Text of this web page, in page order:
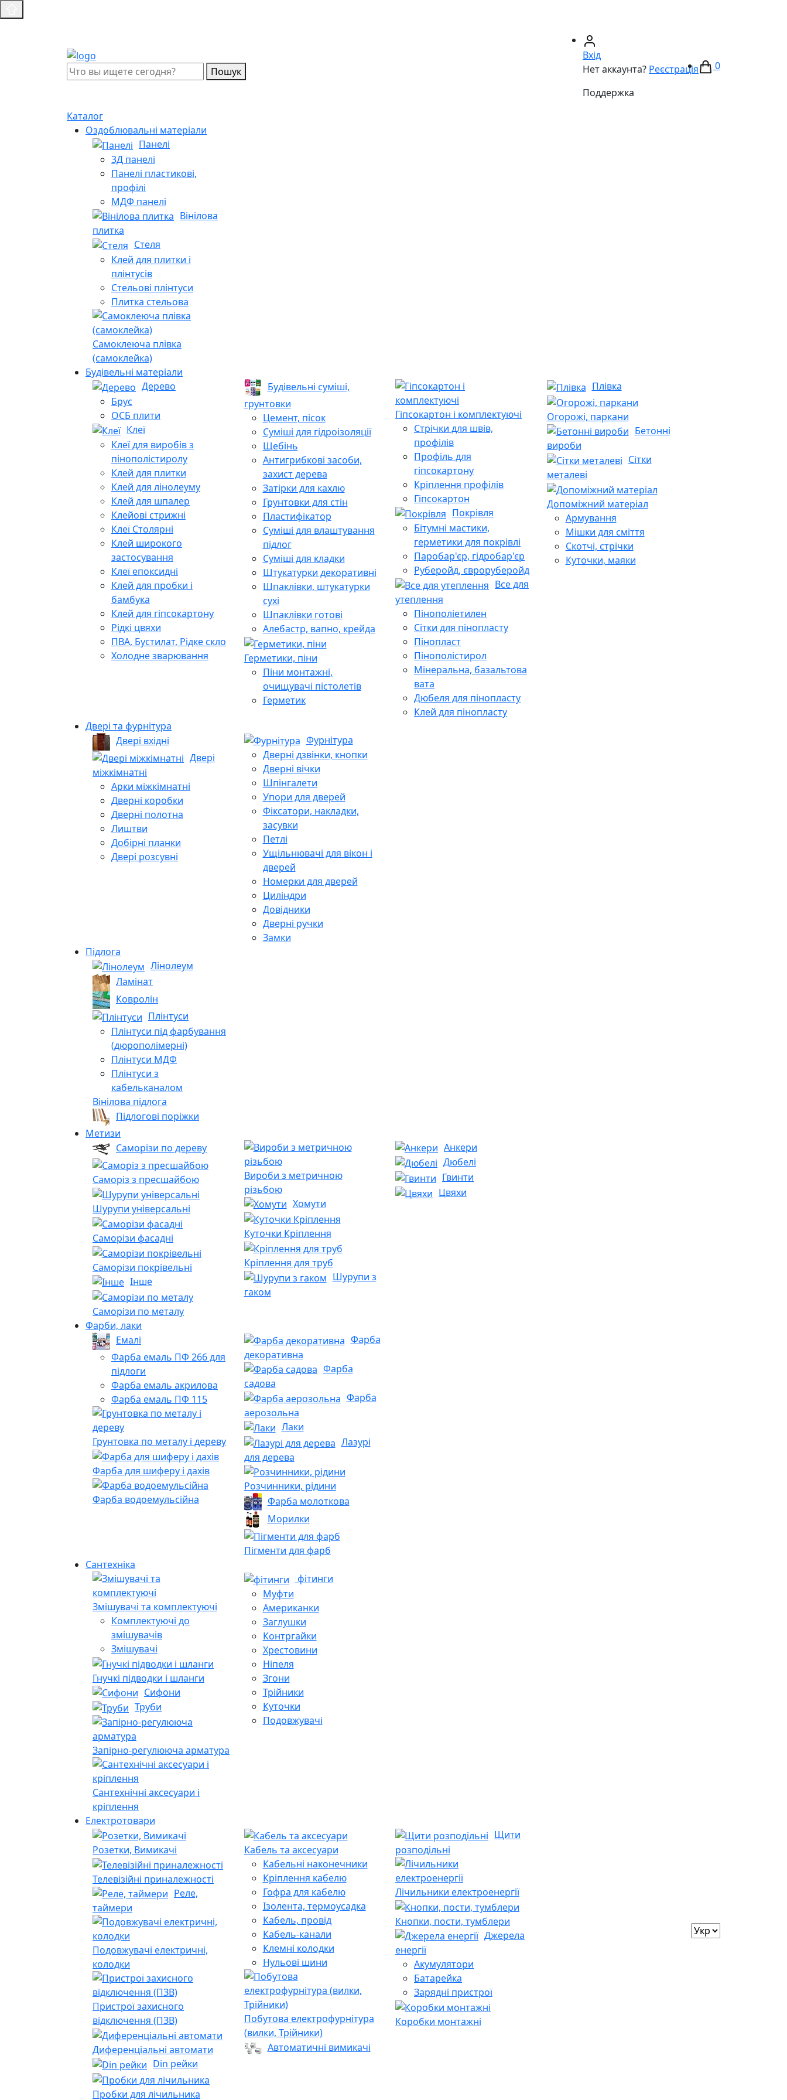
Пошук
Вхід
Нет аккаунта? Реєстрація
Поддержка
0
Каталог
Оздоблювальні матеріали
Панелі
3Д панелі
Панелі пластикові,
профілі
МДФ панелі
Вінілова
плитка
Стеля
Клей для плитки і
плінтусів
Стельові плінтуси
Плитка стельова
Самоклеюча плівка
(самоклейка)
Будівельні матеріали
Дерево
Брус
ОСБ плити
Клеї
Клеї для виробів з
пінополістиролу
Клей для плитки
Клей для лінолеуму
Клей для шпалер
Клейові стрижні
Клеї Столярні
Клей широкого
застосування
Клеї епоксидні
Клей для пробки і
бамбука
Клей для гіпсокартону
Рідкі цвяхи
ПВА, Бустилат, Рідке скло
Холодне зварювання
Будівельні суміші,
грунтовки
Цемент, пісок
Суміші для гідроізоляції
Щебінь
Антигрибкові засоби,
захист дерева
Затірки для кахлю
Грунтовки для стін
Пластифікатор
Суміші для влаштування
підлог
Суміші для кладки
Штукатурки декоративні
Шпаклівки, штукатурки
сухі
Шпаклівки готові
Алебастр, вапно, крейда
Герметики, піни
Піни монтажні,
очищувачі пістолетів
Герметик
Гіпсокартон і комплектуючі
Стрічки для швів,
профілів
Профіль для
гіпсокартону
Кріплення профілів
Гіпсокартон
Покрівля
Бітумні мастики,
герметики для покрівлі
Паробар'єр, гідробар'єр
Руберойд, євроруберойд
Все для
утеплення
Пінополіетилен
Сітки для пінопласту
Пінопласт
Пінополістирол
Мінеральна, базальтова
вата
Дюбеля для пінопласту
Клей для пінопласту
Плівка
Огорожі, паркани
Бетонні
вироби
Сітки
металеві
Допоміжний матеріал
Армування
Мішки для сміття
Скотчі, стрічки
Куточки, маяки
Двері та фурнітура
Двері вхідні
Двері
міжкімнатні
Арки міжкімнатні
Дверні коробки
Дверні полотна
Лиштви
Добірні планки
Двері розсувні
Фурнітура
Дверні дзвінки, кнопки
Дверні вічки
Шпінгалети
Упори для дверей
Фіксатори, накладки,
засувки
Петлі
Ущільнювачі для вікон і
дверей
Номерки для дверей
Циліндри
Довідники
Дверні ручки
Замки
Підлога
Лінолеум
Ламінат
Ковролін
Плінтуси
Плінтуси під фарбування
(дюрополімерні)
Плінтуси МДФ
Плінтуси з
кабельканалом
Вінілова підлога
Підлогові поріжки
Метизи
Саморізи по дереву
Саморіз з пресшайбою
Шурупи універсальні
Саморізи фасадні
Саморізи покрівельні
Інше
Саморізи по металу
Вироби з метричною
різьбою
Хомути
Куточки Кріплення
Кріплення для труб
Шурупи з
гаком
Анкери
Дюбелі
Гвинти
Цвяхи
Фарби, лаки
Емалі
Фарба емаль ПФ 266 для
підлоги
Фарба емаль акрилова
Фарба емаль ПФ 115
Грунтовка по металу і дереву
Фарба для шиферу і дахів
Фарба водоемульсійна
Фарба
декоративна
Фарба
садова
Фарба
аерозольна
Лаки
Лазурі
для дерева
Розчинники, рідини
Фарба молоткова
Морилки
Пігменти для фарб
Сантехніка
Змішувачі та комплектуючі
Комплектуючі до
змішувачів
Змішувачі
Гнучкі підводки і шланги
Сифони
Труби
Запірно-регулююча арматура
Сантехнічні аксесуари і
кріплення
фітинги
Муфти
Американки
Заглушки
Контргайки
Хрестовини
Ніпеля
Згони
Трійники
Куточки
Подовжувачі
Електротовари
Розетки, Вимикачі
Телевізійні приналежності
Реле,
таймери
Подовжувачі електричні,
колодки
Пристрої захисного
відключення (ПЗВ)
Диференціальні автомати
Din рейки
Пробки для лічильника
Кабель та аксесуари
Кабельні наконечники
Кріплення кабелю
Гофра для кабелю
Ізолента, термоусадка
Кабель, провід
Кабель-канали
Клемні колодки
Нульові шини
Побутова електрофурнітура
(вилки, Трійники)
Автоматичні вимикачі
Щити
розподільні
Лічильники електроенергії
Кнопки, пости, тумблери
Джерела
енергії
Акумулятори
Батарейка
Зарядні пристрої
Коробки монтажні